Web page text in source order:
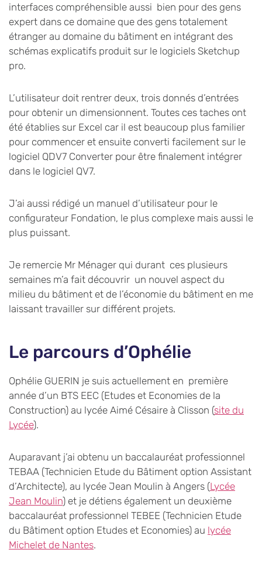
interfaces compréhensible aussi bien pour des gens
expert dans ce domaine que des gens totalement
étranger au domaine du bâtiment en intégrant des
schémas explicatifs produit sur le logiciels Sketchup
pro.
L’utilisateur doit rentrer deux, trois donnés d’entrées
pour obtenir un dimensionnent. Toutes ces taches ont
été établies sur Excel car il est beaucoup plus familier
pour commencer et ensuite converti facilement sur le
logiciel QDV7 Converter pour être finalement intégrer
dans le logiciel QV7.
J’ai aussi rédigé un manuel d’utilisateur pour le
configurateur Fondation, le plus complexe mais aussi le
plus puissant.
Je remercie Mr Ménager qui durant ces plusieurs
semaines m’a fait découvrir un nouvel aspect du
milieu du bâtiment et de l’économie du bâtiment en me
laissant travailler sur différent projets.
Le parcours d’Ophélie
Ophélie GUERIN je suis actuellement en première
année d’un BTS EEC (Etudes et Economies de la
Construction) au lycée Aimé Césaire à Clisson (site du
Lycée).
Auparavant j’ai obtenu un baccalauréat professionnel
TEBAA (Technicien Etude du Bâtiment option Assistant
d’Architecte), au lycée Jean Moulin à Angers (Lycée
Jean Moulin) et je détiens également un deuxième
baccalauréat professionnel TEBEE (Technicien Etude
du Bâtiment option Etudes et Economies) au lycée
Michelet de Nantes.